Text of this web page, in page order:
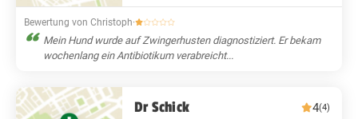
Bewertung von Christoph·
Mein Hund wurde auf Zwingerhusten diagnostiziert. Er bekam
wochenlang ein Antibiotikum verabreicht...
Dr Schick 4(4)